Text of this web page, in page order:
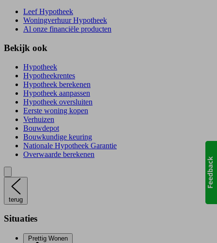
Leef Hypotheek
Woningverhuur Hypotheek
Al onze financiële producten
Bekijk ook
Hypotheek
Hypotheekrentes
Hypotheek berekenen
Hypotheek aanpassen
Hypotheek oversluiten
Eerste woning kopen
Verhuizen
Bouwdepot
Bouwkundige keuring
Nationale Hypotheek Garantie
Overwaarde berekenen
terug
Situaties
Prettig Wonen